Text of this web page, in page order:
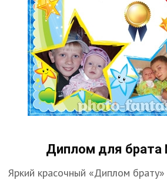
Диплом для
Яркий красочный «Диплом брату»